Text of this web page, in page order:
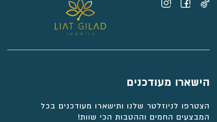
הישארו מעודכנים
הצטרפו לניוזלטר שלנו ותישארו מעודכנים בכל
המבצעים החמים וההטבות הכי שוות!